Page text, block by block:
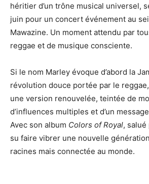
héritier d’un trône musical universel,
juin pour un concert événement au
Mawazine. Un moment attendu par
reggae et de musique consciente.
Si le nom Marley évoque d’abord la
révolution douce portée par le
une version renouvelée, teintée de
d’influences multiples et d’un
Avec son album Colors of Royal,
su faire vibrer une nouvelle
racines mais connectée au monde.